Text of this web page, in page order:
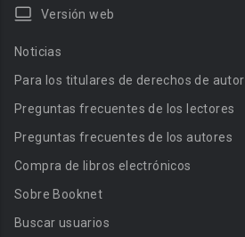
Versión web
Noticias
Para los titulares de derechos de autor
Preguntas frecuentes de los lectores
Preguntas frecuentes de los autores
Compra de libros electrónicos
Sobre Booknet
Buscar usuarios